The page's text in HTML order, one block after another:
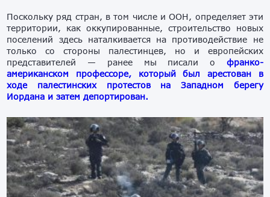
Поскольку ряд стран, в том числе и ООН, определяет эти
территории, как оккупированные, строительство новых
поселений здесь наталкивается на противодействие не
только со стороны палестинцев, но и европейских
представителей — ранее мы писали о франко-
американском профессоре, который был арестован в
ходе палестинских протестов на Западном берегу
Иордана и затем депортирован.